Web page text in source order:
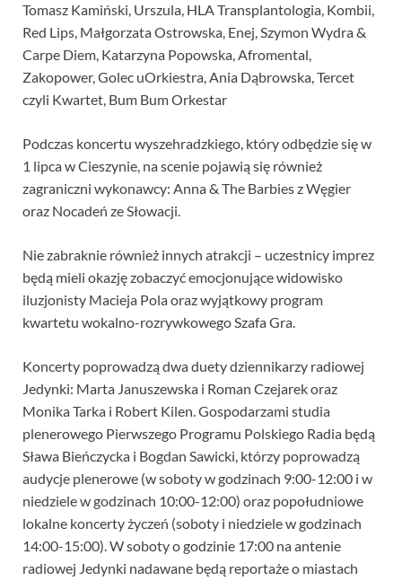
Tomasz Kamiński, Urszula, HLA Transplantologia, Kombii,
Red Lips, Małgorzata Ostrowska, Enej, Szymon Wydra &
Carpe Diem, Katarzyna Popowska, Afromental,
Zakopower, Golec uOrkiestra, Ania Dąbrowska, Tercet
czyli Kwartet, Bum Bum Orkestar
Podczas koncertu wyszehradzkiego, który odbędzie się w
1 lipca w Cieszynie, na scenie pojawią się również
zagraniczni wykonawcy: Anna & The Barbies z Węgier
oraz Nocadeń ze Słowacji.
Nie zabraknie również innych atrakcji – uczestnicy imprez
będą mieli okazję zobaczyć emocjonujące widowisko
iluzjonisty Macieja Pola oraz wyjątkowy program
kwartetu wokalno-rozrywkowego Szafa Gra.
Koncerty poprowadzą dwa duety dziennikarzy radiowej
Jedynki: Marta Januszewska i Roman Czejarek oraz
Monika Tarka i Robert Kilen. Gospodarzami studia
plenerowego Pierwszego Programu Polskiego Radia będą
Sława Bieńczycka i Bogdan Sawicki, którzy poprowadzą
audycje plenerowe (w soboty w godzinach 9:00-12:00 i w
niedziele w godzinach 10:00-12:00) oraz popołudniowe
lokalne koncerty życzeń (soboty i niedziele w godzinach
14:00-15:00). W soboty o godzinie 17:00 na antenie
radiowej Jedynki nadawane będą reportaże o miastach